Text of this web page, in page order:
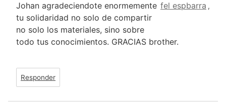
fel espbarra ,
Johan agradeciendote enormemente
tu solidaridad no solo de compartir
no solo los materiales, sino sobre
todo tus conocimientos. GRACIAS brother.
Responder